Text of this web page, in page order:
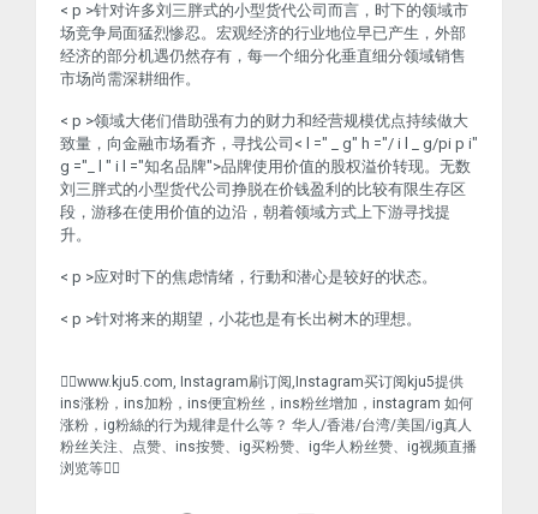
< p >针对许多刘三胖式的小型货代公司而言，时下的领域市
场竞争局面猛烈惨忍。宏观经济的行业地位早已产生，外部
经济的部分机遇仍然存有，每一个细分化垂直细分领域销售
市场尚需深耕细作。
< p >领域大佬们借助强有力的财力和经营规模优点持续做大
致量，向金融市场看齐，寻找公司< l =" _ g" h ="/ i l _ g/pi p i"
g ="_ l " i l ="知名品牌">品牌使用价值的股权溢价转现。无数
刘三胖式的小型货代公司挣脱在价钱盈利的比较有限生存区
段，游移在使用价值的边沿，朝着领域方式上下游寻找提
升。
< p >应对时下的焦虑情绪，行動和潜心是较好的状态。
< p >针对将来的期望，小花也是有长出树木的理想。
❤️‍🔥www.kju5.com, Instagram刷订阅,Instagram买订阅kju5提供
ins涨粉，ins加粉，ins便宜粉丝，ins粉丝增加，instagram 如何
涨粉，ig粉絲的行为规律是什么等？ 华人/香港/台湾/美国/ig真人
粉丝关注、点赞、ins按赞、ig买粉赞、ig华人粉丝赞、ig视频直播
浏览等❤️‍🔥